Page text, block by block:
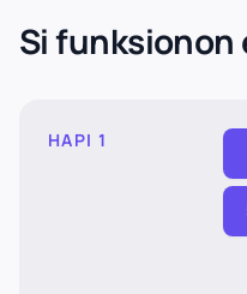
Si funksionon
HAPI 1